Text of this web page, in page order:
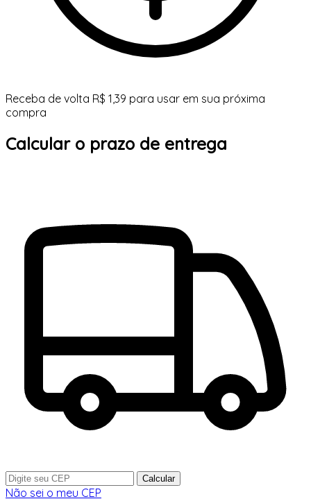
Receba de volta R$ 1,39 para usar em sua próxima
compra
Calcular o prazo de entrega
Calcular
Não sei o meu CEP